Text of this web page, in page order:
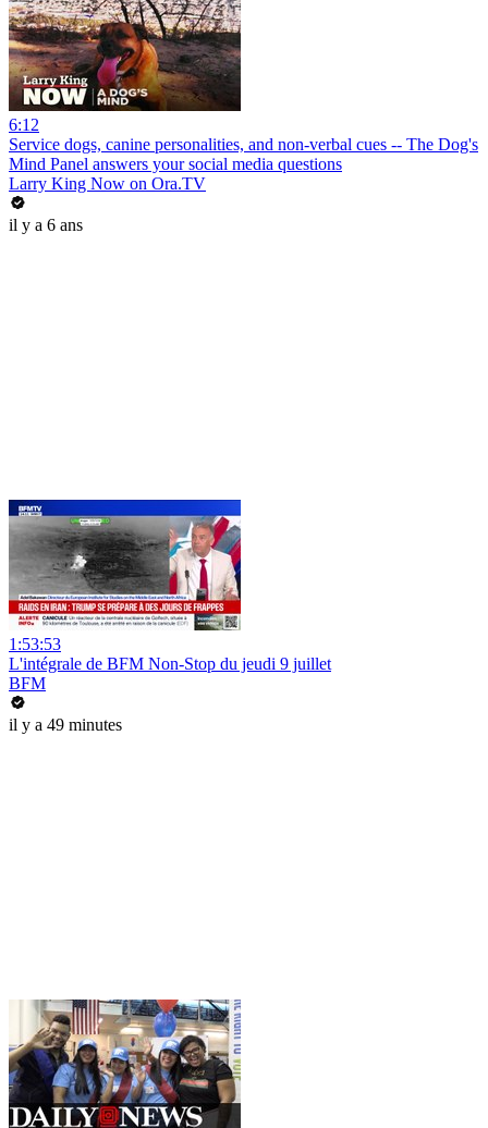
6:12
Service dogs, canine personalities, and non-verbal cues -- The Dog's
Mind Panel answers your social media questions
Larry King Now on Ora.TV
il y a 6 ans
1:53:53
L'intégrale de BFM Non-Stop du jeudi 9 juillet
BFM
il y a 49 minutes